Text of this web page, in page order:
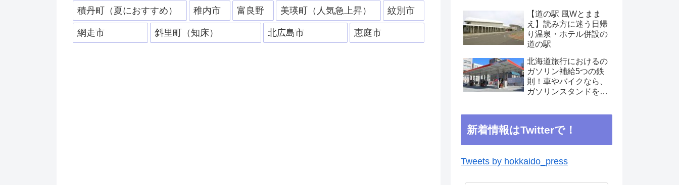
積丹町（夏におすすめ） 稚内市 富良野 美瑛町（人気急上昇） 紋別市
網走市 斜里町（知床） 北広島市 恵庭市
【道の駅 風Wとまま
え】読み方に迷う日帰
り温泉・ホテル併設の
道の駅
北海道旅行におけるの
ガソリン補給5つの鉄
則！車やバイクなら、
ガソリンスタンドを見
新着情報はTwitterで！
Tweets by hokkaido_press